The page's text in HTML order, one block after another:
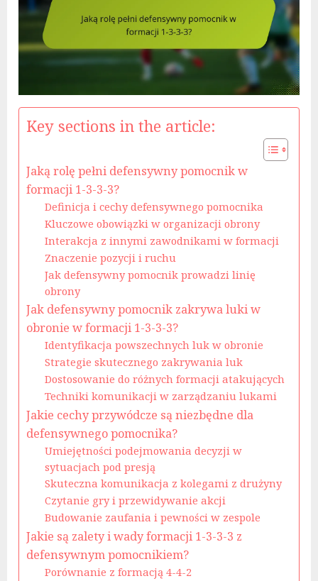
Key sections in the article:
Jaką rolę pełni defensywny pomocnik w
formacji 1-3-3-3?
Definicja i cechy defensywnego pomocnika
Kluczowe obowiązki w organizacji obrony
Interakcja z innymi zawodnikami w formacji
Znaczenie pozycji i ruchu
Jak defensywny pomocnik prowadzi linię
obrony
Jak defensywny pomocnik zakrywa luki w
obronie w formacji 1-3-3-3?
Identyfikacja powszechnych luk w obronie
Strategie skutecznego zakrywania luk
Dostosowanie do różnych formacji atakujących
Techniki komunikacji w zarządzaniu lukami
Jakie cechy przywódcze są niezbędne dla
defensywnego pomocnika?
Umiejętności podejmowania decyzji w
sytuacjach pod presją
Skuteczna komunikacja z kolegami z drużyny
Czytanie gry i przewidywanie akcji
Budowanie zaufania i pewności w zespole
Jakie są zalety i wady formacji 1-3-3-3 z
defensywnym pomocnikiem?
Porównanie z formacją 4-4-2